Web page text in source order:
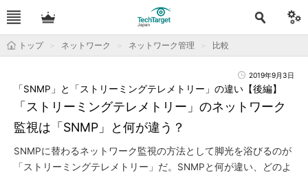
トップ ネットワーク ネットワーク管理 比較
2019年9月3日
「ストリーミングテレメトリー」のネットワーク
監視は「SNMP」と何が違う？
「SNMP」と「ストリーミングテレメトリー」の違い【後編】
SNMPに替わるネットワーク監視の方法として脚光を浴びるのが
「ストリーミングテレメトリー」だ。SNMPと何が違い、どのよ